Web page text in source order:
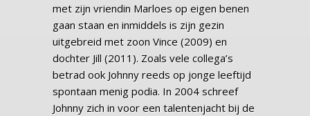
met zijn vriendin Marloes op eigen benen
gaan staan en inmiddels is zijn gezin
uitgebreid met zoon Vince (2009) en
dochter Jill (2011). Zoals vele collega’s
betrad ook Johnny reeds op jonge leeftijd
spontaan menig podia. In 2004 schreef
Johnny zich in voor een talentenjacht bij de